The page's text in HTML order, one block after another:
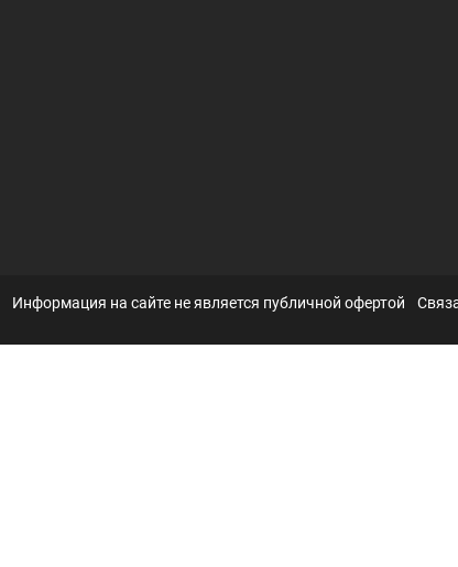
Информация на сайте не является публичной офертой